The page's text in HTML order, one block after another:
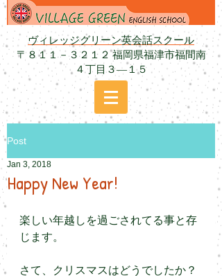
ヴィレッジグリーン英会話スクール
〒８１１－３２１２ 福岡県福津市福間南
４丁目３―１５
Post
Happy New Year!
Jan 3, 2018
楽しい年越しを過ごされてる事と存
じます。
さて、クリスマスはどうでしたか？